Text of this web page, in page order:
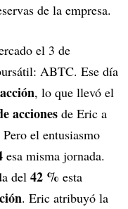
de la empresa.
el 3 de
ABTC. Ese día
, lo que llevó el
acciones de Eric a
Pero el entusiasmo
esa misma jornada.
del 42 % esta
. Eric atribuyó la